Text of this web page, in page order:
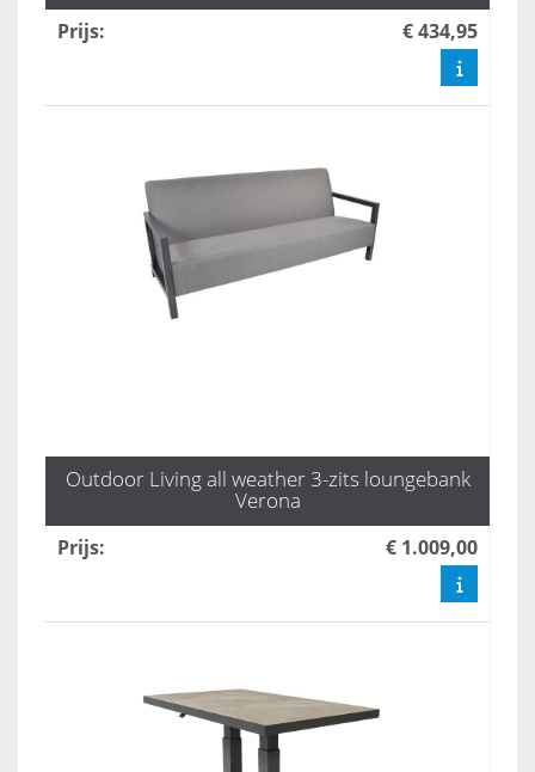
Prijs: € 434,95
Outdoor Living all weather 3-zits loungebank
Verona
Prijs: € 1.009,00